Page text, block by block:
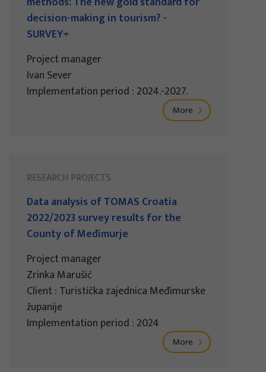
decision-making in tourism? -
SURVEY+
Project manager
Ivan Sever
Implementation period : 2024.-2027.
More
RESEARCH PROJECTS
Data analysis of TOMAS Croatia
2022/2023 survey results for the
County of Međimurje
Project manager
Zrinka Marušić
Client : Turistička zajednica Međimurske
županije
Implementation period : 2024
More